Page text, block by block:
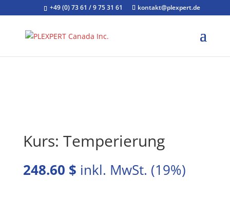
+49 (0) 73 61 / 9 75 31 61 kontakt@plexpert.de
Kurs: Temperierung
248.60 $